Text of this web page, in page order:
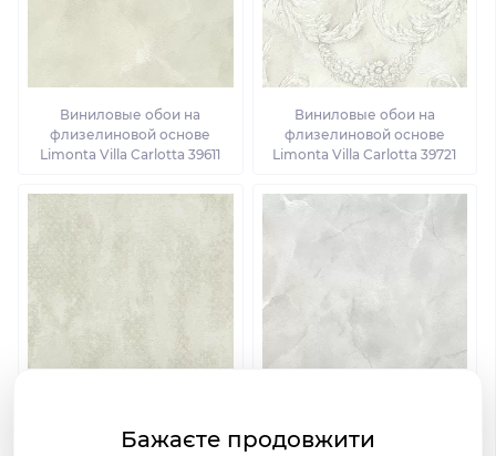
Виниловые обои на
флизелиновой основе
Limonta Villa Carlotta 39611
Виниловые обои на
флизелиновой основе
Limonta Villa Carlotta 39721
флизелиновой основе
флизелиновой основе
Бажаєте продовжити